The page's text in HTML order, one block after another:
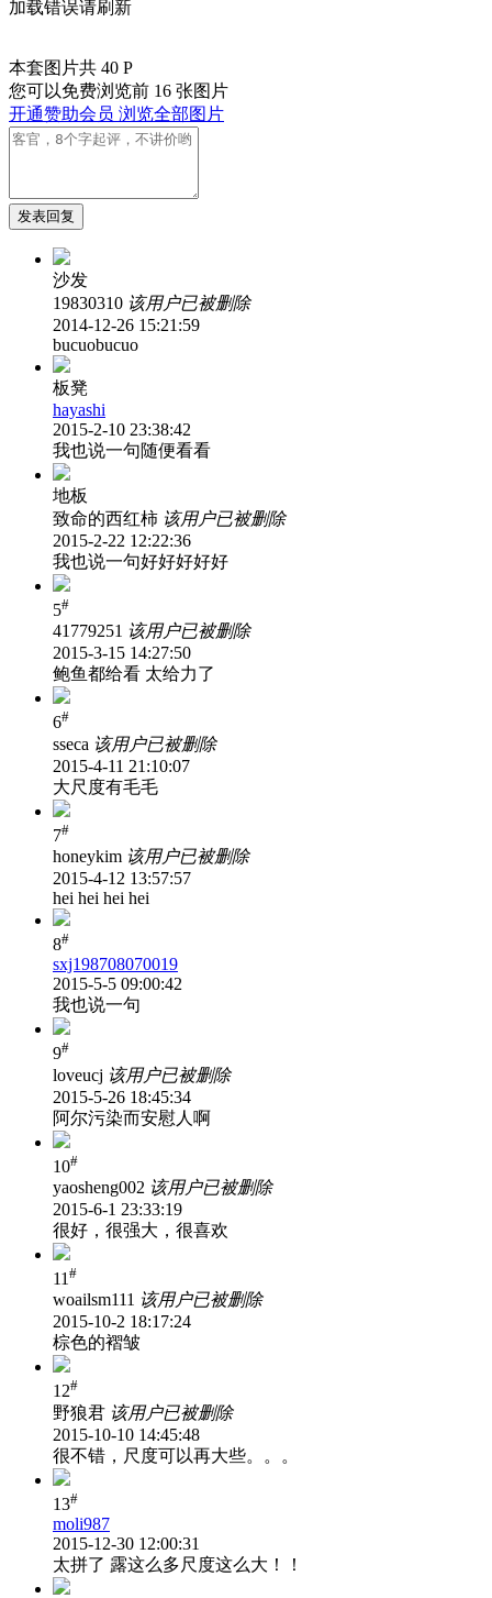
加载错误请刷新
本套图片共 40 P
您可以免费浏览前 16 张图片
开通赞助会员 浏览全部图片
发表回复
沙发
19830310 该用户已被删除
2014-12-26 15:21:59
bucuobucuo
板凳
hayashi
2015-2-10 23:38:42
我也说一句随便看看
地板
致命的西红柿 该用户已被删除
2015-2-22 12:22:36
我也说一句好好好好好
5#
41779251 该用户已被删除
2015-3-15 14:27:50
鲍鱼都给看 太给力了
6#
sseca 该用户已被删除
2015-4-11 21:10:07
大尺度有毛毛
7#
honeykim 该用户已被删除
2015-4-12 13:57:57
hei hei hei hei
8#
sxj198708070019
2015-5-5 09:00:42
我也说一句
9#
loveucj 该用户已被删除
2015-5-26 18:45:34
阿尔污染而安慰人啊
10#
yaosheng002 该用户已被删除
2015-6-1 23:33:19
很好，很强大，很喜欢
11 #
woailsm111 该用户已被删除
2015-10-2 18:17:24
棕色的褶皱
12#
野狼君 该用户已被删除
2015-10-10 14:45:48
很不错，尺度可以再大些。。。
13#
moli987
2015-12-30 12:00:31
太拼了 露这么多尺度这么大！！